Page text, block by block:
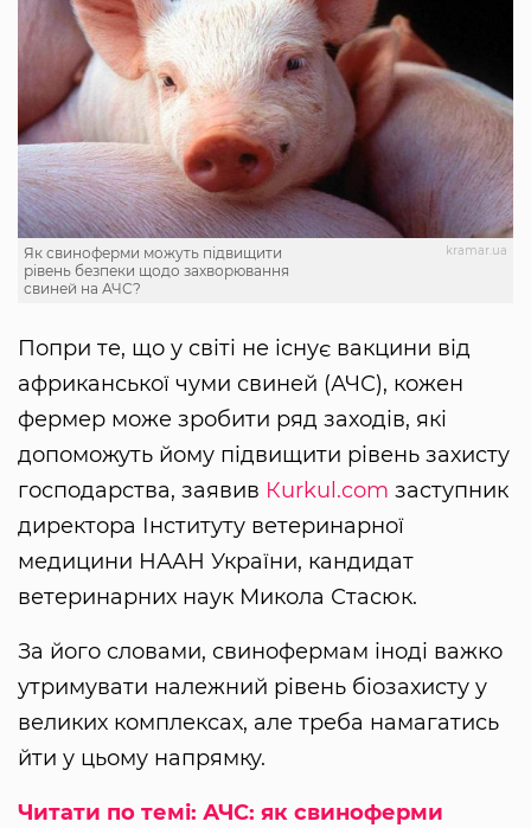
kramar.ua
Як свиноферми можуть підвищити
рівень безпеки щодо захворювання
свиней на АЧС?
Попри те, що у світі не існує вакцини від
африканської чуми свиней (АЧС), кожен
фермер може зробити ряд заходів, які
допоможуть йому підвищити рівень захисту
господарства, заявив Кurkul.com заступник
директора Інституту ветеринарної
медицини НААН України, кандидат
ветеринарних наук Микола Стасюк.
За його словами, свинофермам іноді важко
утримувати належний рівень біозахисту у
великих комплексах, але треба намагатись
йти у цьому напрямку.
Читати по темі: АЧС: як свиноферми